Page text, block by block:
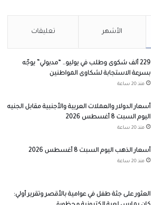
الأشهر تعليقات
229 ألف شكوى وطلب في يوليو.. “مدبولي” يوجّه
بسرعة الاستجابة لشكاوى المواطنين
منذ 20 ساعة
أسعار الدولار والعملات العربية والأجنبية مقابل الجنيه
اليوم السبت 8 أغسطس 2026
منذ 20 ساعة
أسعار الذهب اليوم السبت 8 أغسطس 2026
منذ 20 ساعة
العثور على جثة طفل في عوامية بالأقصر وتقرير أولي: